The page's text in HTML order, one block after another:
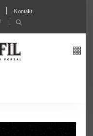
Kontakt